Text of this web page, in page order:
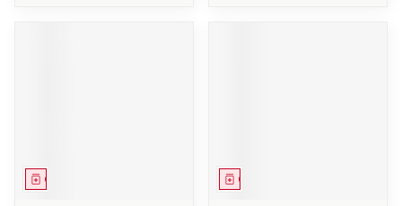
Geneesmiddel Geneesmiddel